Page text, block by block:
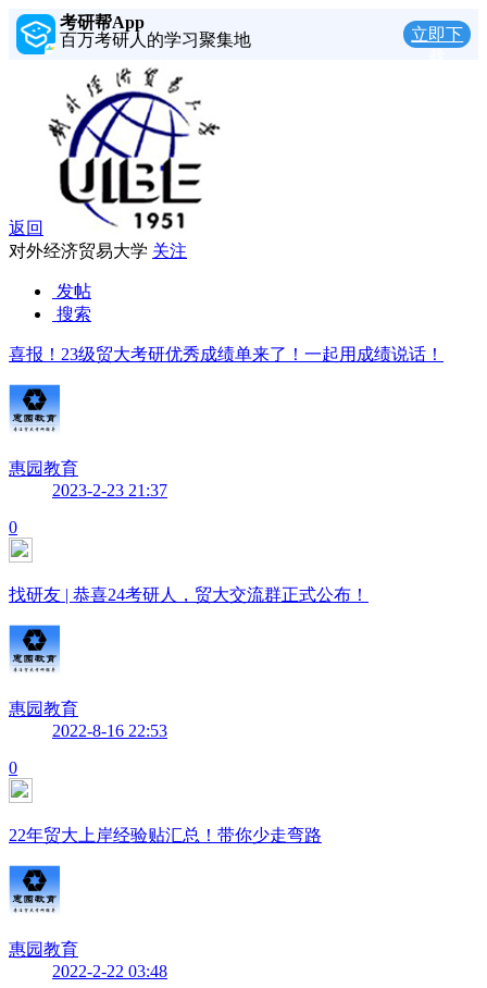
考研帮App
百万考研人的学习聚集地
立即下
返回
对外经济贸易大学 关注
发帖
搜索
喜报！23级贸大考研优秀成绩单来了！一起用成绩说话！
惠园教育
2023-2-23 21:37
0
找研友 | 恭喜24考研人，贸大交流群正式公布！
惠园教育
2022-8-16 22:53
0
22年贸大上岸经验贴汇总！带你少走弯路
惠园教育
2022-2-22 03:48